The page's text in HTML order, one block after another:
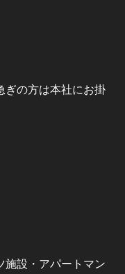
ぎの方は本社にお掛
施設・アパートマン